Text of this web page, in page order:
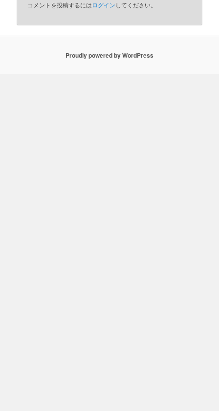
コメントを投稿するにはログインしてください。
Proudly powered by WordPress